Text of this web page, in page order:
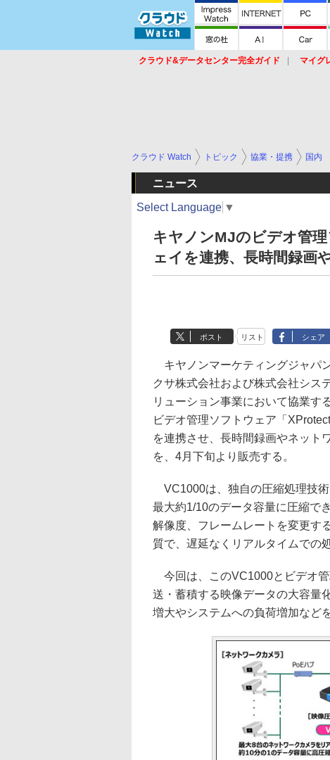
クラウド&データセンター完全ガイド マイグ
クラウド Watch トピック 協業・提携 国内
ニュース
Select Language ▼
キヤノンMJのビデオ管
ェイを連携、長時間録画
ポスト リスト シェア
キヤノンマーケティングジャパ
クサ株式会社および株式会社シス
リューション事業において協業す
ビデオ管理ソフトウェア「
を連携させ、長時間録画やネット
を、4月下旬より販売する。
VC1000は、独自の圧縮処理技
最大約1/10のデータ容量に圧縮で
解像度、フレームレートを変更す
質で、遅延なくリアルタイムでの
今回は、このVC1000とビデオ
送・蓄積する映像データの大容量
増大やシステムへの負荷増加など